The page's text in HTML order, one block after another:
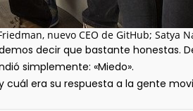
nuevo CEO de GitHub; Satya
decir que bastante honestas.
simplemente: «Miedo».
cuál era su respuesta a la gente